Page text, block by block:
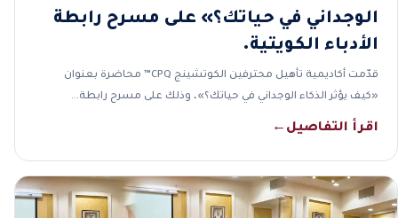
الوجداني في حياتك؟» على مسرح رابطة
الأدباء الكويتية.
قدّمت أكاديمية تأهيل محترفين الكوتشينج CPQ™ محاضرة بعنوان
«كيف يؤثر الذكاء الوجداني في حياتك؟»، وذلك على مسرح رابطة…
اقرأ التفاصيل ←